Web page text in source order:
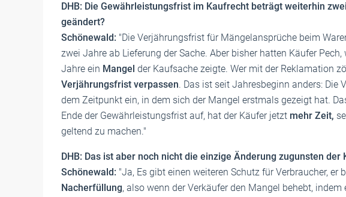
DHB: Die Gewährleistungsfrist im Kaufrecht beträgt weiterhin
geändert?
Schönewald: "Die Verjährungsfrist für Mängelansprüche beim
zwei Jahre ab Lieferung der Sache. Aber bisher hatten Käufer Pech,
Jahre ein Mangel der Kaufsache zeigte. Wer mit der Reklamation
Verjährungsfrist verpassen. Das ist seit Jahresbeginn anders: Die
dem Zeitpunkt ein, in dem sich der Mangel erstmals gezeigt hat.
Ende der Gewährleistungsfrist auf, hat der Käufer jetzt mehr Zeit,
geltend zu machen."
DHB: Das ist aber noch nicht die einzige Änderung zugunsten der
Schönewald: "Ja, Es gibt einen weiteren Schutz für Verbraucher, er
Nacherfüllung, also wenn der Verkäufer den Mangel behebt, indem